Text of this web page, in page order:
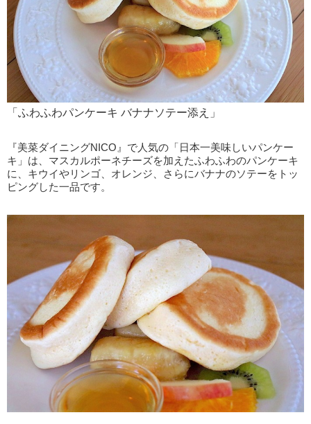
「ふわふわパンケーキ バナナソテー添え」
『美菜ダイニングNICO』で人気の「日本一美味しいパンケー
キ」は、マスカルポーネチーズを加えたふわふわのパンケーキ
に、キウイやリンゴ、オレンジ、さらにバナナのソテーをトッ
ピングした一品です。